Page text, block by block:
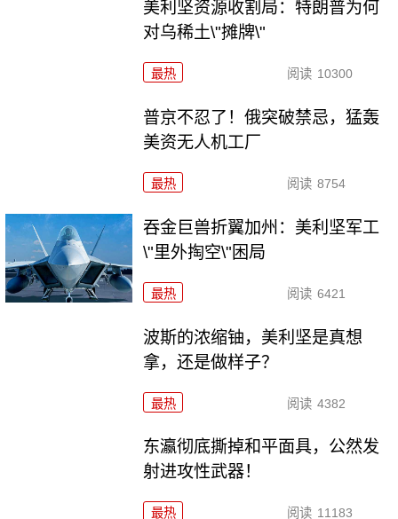
美利坚资源收割局：特朗普为何
对乌稀土\"摊牌\"
最热 阅读 10300
普京不忍了！俄突破禁忌，猛轰
美资无人机工厂
最热 阅读 8754
吞金巨兽折翼加州：美利坚军工
\"里外掏空\"困局
最热 阅读 6421
波斯的浓缩铀，美利坚是真想
拿，还是做样子？
最热 阅读 4382
东瀛彻底撕掉和平面具，公然发
射进攻性武器！
最热 阅读 11183